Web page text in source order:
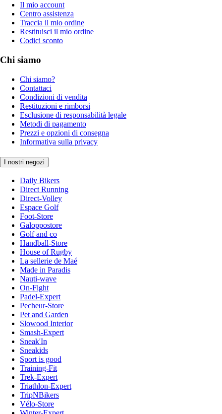
Il mio account
Centro assistenza
Traccia il mio ordine
Restituisci il mio ordine
Codici sconto
Chi siamo
Chi siamo?
Contattaci
Condizioni di vendita
Restituzioni e rimborsi
Esclusione di responsabilità legale
Metodi di pagamento
Prezzi e opzioni di consegna
Informativa sulla privacy
I nostri negozi
Daily Bikers
Direct Running
Direct-Volley
Espace Golf
Foot-Store
Galoppostore
Golf and co
Handball-Store
House of Rugby
La sellerie de Maé
Made in Paradis
Nauti-wave
On-Fight
Padel-Expert
Pecheur-Store
Pet and Garden
Slowood Interior
Smash-Expert
Sneak'In
Sneakids
Sport is good
Training-Fit
Trek-Expert
Triathlon-Expert
TripNBikers
Vélo-Store